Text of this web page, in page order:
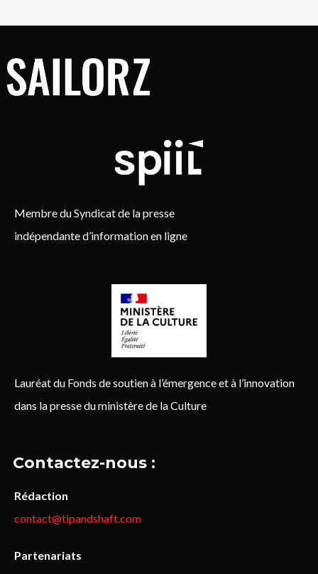
Membre du Syndicat de la presse
indépendante d’information en ligne
Lauréat du Fonds de soutien à l’émergence et à l’innovation
dans la presse du ministère de la Culture
Contactez-nous :
Rédaction
contact@tipandshaft.com
Partenariats